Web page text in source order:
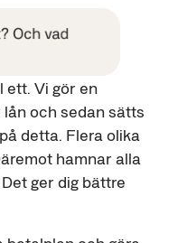
ett. Vi gör en
och sedan sätts
detta. Flera olika
hamnar alla
ger dig bättre